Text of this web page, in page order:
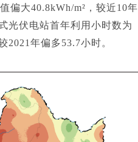
偏大40.8kWh/m²，较近10年
光伏电站首年利用小时数为
2021年偏多53.7小时。